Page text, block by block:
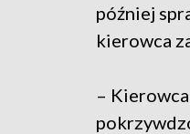
później
kierowca
–